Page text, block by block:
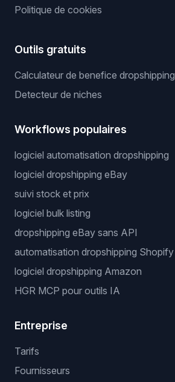
Politique de cookies
Outils gratuits
Calculateur de benefice dropshipping
Detecteur de niches
Workflows populaires
logiciel automatisation dropshipping
logiciel dropshipping eBay
suivi stock et prix
logiciel bulk listing
dropshipping eBay sans API
automatisation dropshipping Shopify
logiciel dropshipping Amazon
HGR MCP pour outils IA
Entreprise
Tarifs
Fournisseurs